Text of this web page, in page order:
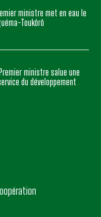
ministre met en eau le
Toukôrô
ministre salue une
du développement